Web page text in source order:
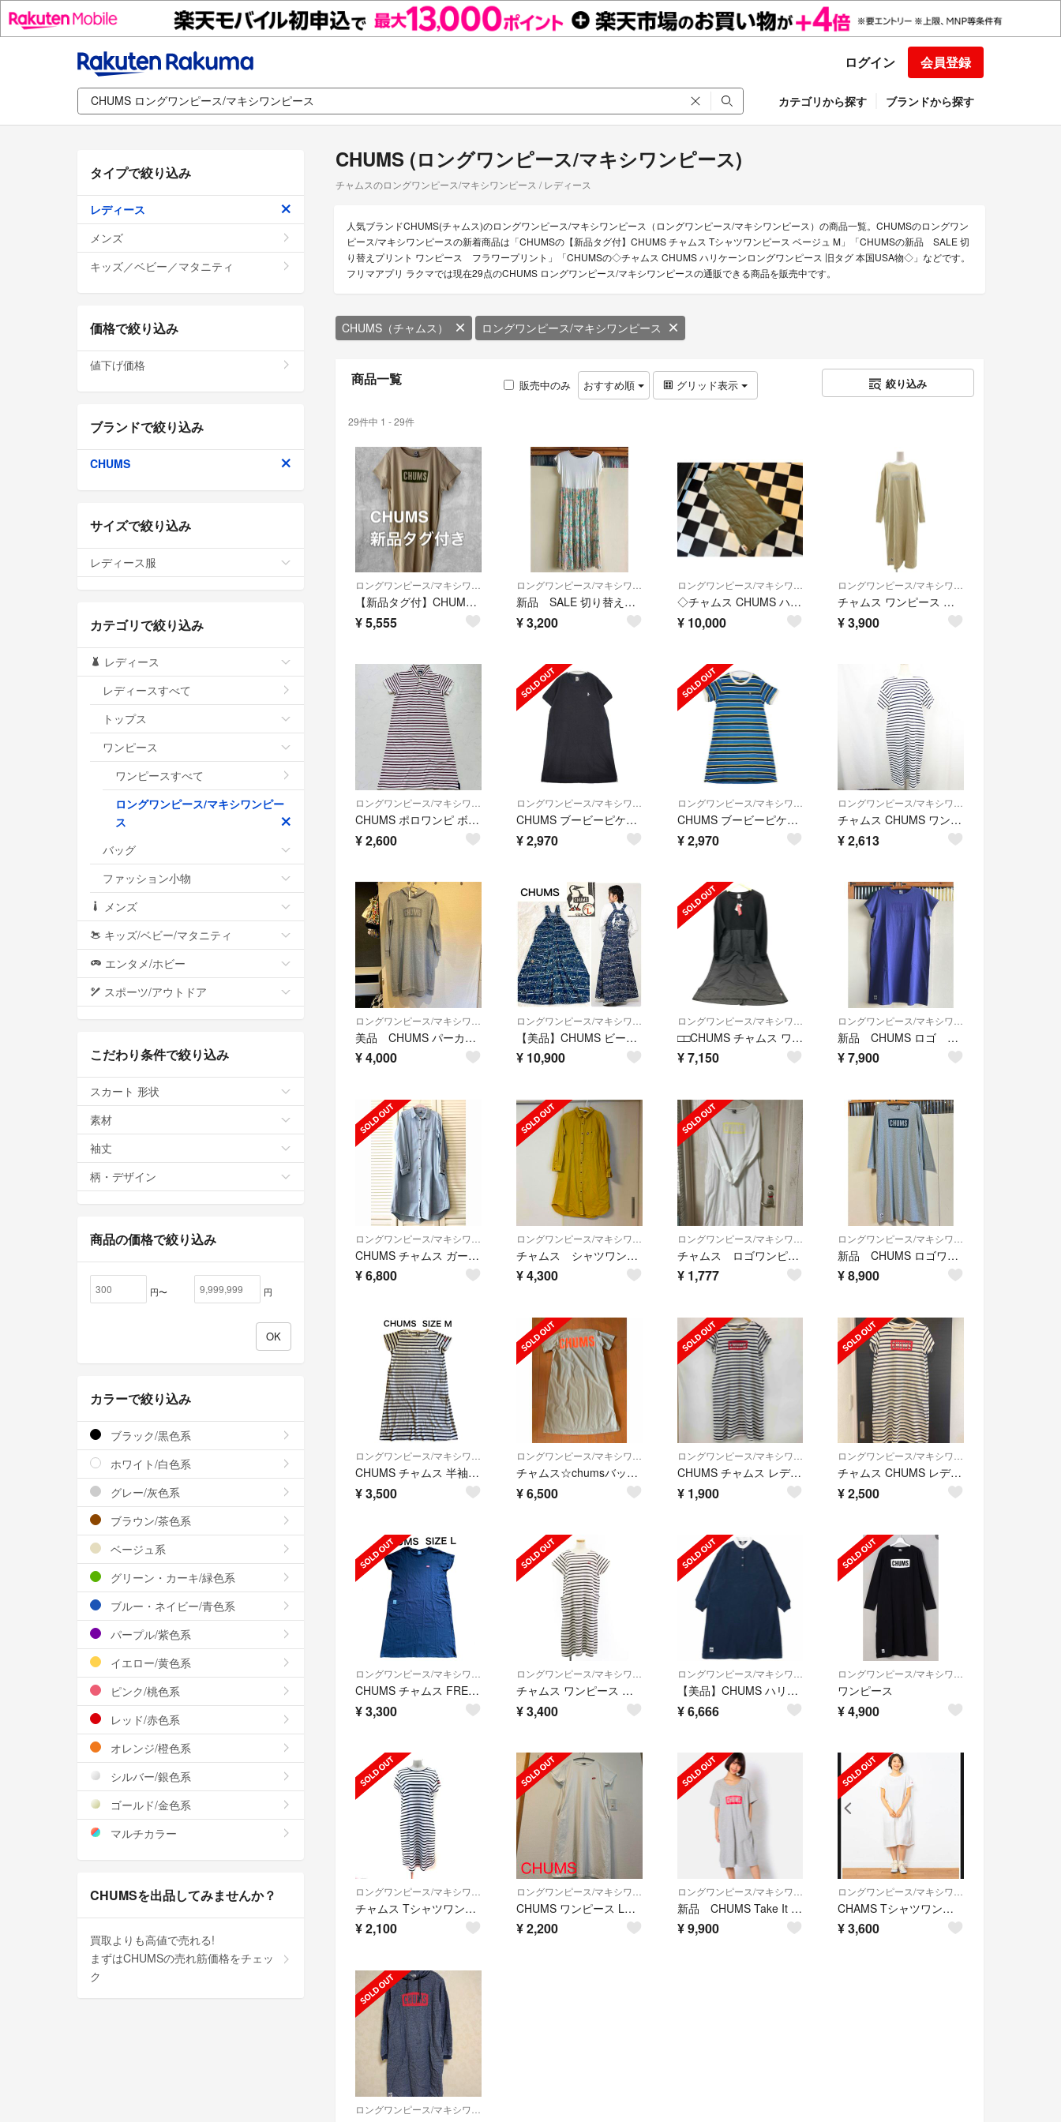
ログイン 会員登録
カテゴリから探す ブランドから探す
CHUMS (ロングワンピース/マキシワンピース)
チャムスのロングワンピース/マキシワンピース / レディース
人気ブランドCHUMS(チャムス)のロングワンピース/マキシワンピース（ロングワンピース/マキシワンピース）の商品一覧。CHUMSのロングワン
ピース/マキシワンピースの新着商品は「CHUMSの【新品タグ付】CHUMS チャムス Tシャツワンピース ベージュ M」「CHUMSの新品 SALE 切
り替えプリント ワンピース フラワープリント」「CHUMSの◇チャムス CHUMS ハリケーンロングワンピース 旧タグ 本国USA物◇」などです。
フリマアプリ ラクマでは現在29点のCHUMS ロングワンピース/マキシワンピースの通販できる商品を販売中です。
CHUMS（チャムス） ロングワンピース/マキシワンピース
商品一覧 販売中のみ おすすめ順 グリッド表示 絞り込み
29件中 1 - 29件
ロングワンピース/マキシワンピース
【新品タグ付】CHUMS チャムス Tシャツワンピース ベージュ M
¥5,555
ロングワンピース/マキシワンピース
新品 SALE 切り替えプリント ワンピース フラワープリント
¥3,200
ロングワンピース/マキシワンピース
◇チャムス CHUMS ハリケーンロングワンピース 旧タグ 本国USA物◇
¥ 10,000
ロングワンピース/マキシワンピース
チャムス ワンピース ロング丈 L ライトベージュ 長袖 ラウンドネック
¥3,900
CHUMS ポロワンピ ボーダー 半袖 M（C701）
¥2,600
CHUMS ブービーピケクルーワンピース CH18-1198 半袖 ワンピース ブラック レディース チャムス【中古】6-0429S∞
¥2,970
CHUMS ブービーピケクルーワンピース CH18-1198 半袖 ボーダー ワンピース ブルー グリーン レディース チャムス【中古】6-0429S∞
¥2,970
チャムス CHUMS ワンピース 半袖 マキシ丈 綿 M ホワイト
¥2,613
美品 CHUMS パーカーワンピース
¥4,000
【美品】CHUMS ビーバーオールオーバーザオーバーオールスカート Tipi
¥ 10,900
□□CHUMS チャムス ワンピース ヘビーウェイトユーティリティポケットロングスリーブドレス SIZE L CH18-1275 ブラック
¥7,150
新品 CHUMS ロゴ ワンピース チャムス purple
¥7,900
CHUMS チャムス ガーメントダイドシャツワンピース Mサイズ Ltインディゴ
¥6,800
チャムス シャツワンピース マスタード
¥4,300
チャムス ロゴワンピース L size
¥ 1,777
新品 CHUMS ロゴワンピース チャムス hgm
¥8,900
ロングワンピース/マキシワンピース
CHUMS チャムス 半袖ロングワンピース ボーダー サイズM
¥3,500
ロングワンピース/マキシワンピース
チャムス☆chumsバックロゴワンピースM☆ベージュ
¥6,500
ロングワンピース/マキシワンピース
CHUMS チャムス レディース ボーダー柄 プリント Tシャツワンピ 半袖ワンピース
¥ 1,900
ロングワンピース/マキシワンピース
チャムス CHUMS レディース 半袖 ワンピース ボーダー M
¥2,500
CHUMS チャムス FREAK'S STORE Tシャツ 半袖ワンピース黒 L
¥3,300
チャムス ワンピース ロング 半袖 ボーダー コットン ホワイト ネイビー L
¥3,400
【美品】CHUMS ハリケーンロングドレス アウトドア ワンピース Mサイズ
¥6,666
ワンピース
¥4,900
チャムス Tシャツワンピース ロング ボーダー 半袖 M ネイビー ホワイト
¥2,100
CHUMS ワンピース Lサイズ
¥2,200
新品 CHUMS Take It Easy Tunic ワンピース チャムス
¥9,900
CHAMS Tシャツワンピース
¥3,600
タイプで絞り込み
レディース
メンズ
キッズ／ベビー／マタニティ
価格で絞り込み
値下げ価格
ブランドで絞り込み
CHUMS
サイズで絞り込み
レディース服
カテゴリで絞り込み
レディース
レディースすべて
トップス
ワンピース
ワンピースすべて
ロングワンピース/マキシワンピー
ス
バッグ
ファッション小物
メンズ
キッズ/ベビー/マタニティ
エンタメ/ホビー
スポーツ/アウトドア
こだわり条件で絞り込み
スカート 形状
素材
袖丈
柄・デザイン
商品の価格で絞り込み
円〜 円
カラーで絞り込み
ブラック/黒色系
ホワイト/白色系
グレー/灰色系
ブラウン/茶色系
ベージュ系
グリーン・カーキ/緑色系
ブルー・ネイビー/青色系
パープル/紫色系
イエロー/黄色系
ピンク/桃色系
レッド/赤色系
オレンジ/橙色系
シルバー/銀色系
ゴールド/金色系
マルチカラー
CHUMSを出品してみませんか？
買取よりも高値で売れる!
まずはCHUMSの売れ筋価格をチェッ
ク